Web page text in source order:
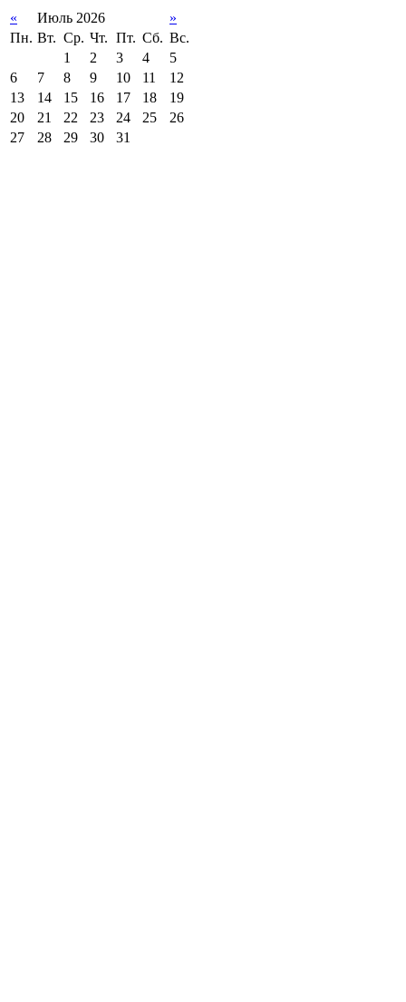
« Июль 2026
»
Пн. Вт. Ср. Чт. Пт. Сб. Вс.
1
2 3 4
5
6
7 8 9 10 11
12
13
14 15 16 17 18
19
20
21 22 23 24 25
26
27
28 29 30 31